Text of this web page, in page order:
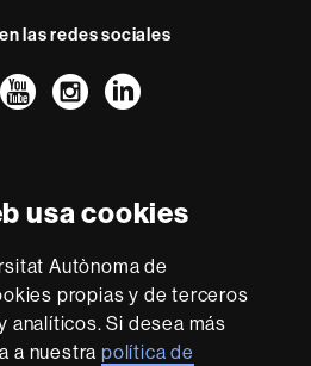
usa cookies
Autònoma de
propias y de terceros
analíticos. Si desea más
a nuestrapolítica de
las redes sociales
YouTube
Instagram
LinkedIn
Excellence
Research
-
Euraxess
financiación de